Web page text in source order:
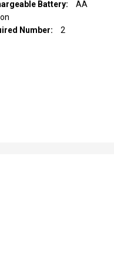
Battery
AA
Number
2